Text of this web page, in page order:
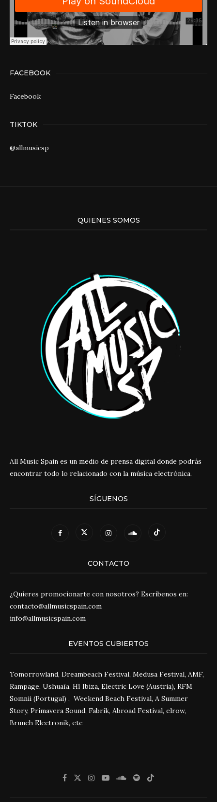
FACEBOOK
Facebook
TIKTOK
@allmusicsp
QUIENES SOMOS
All Music Spain es un medio de prensa digital donde podrás
encontrar todo lo relacionado con la música electrónica.
SÍGUENOS
CONTACTO
¿Quieres promocionarte con nosotros? Escríbenos en:
contacto@allmusicspain.com
info@allmusicspain.com
EVENTOS CUBIERTOS
Tomorrowland, Dreambeach Festival, Medusa Festival, AMF,
Rampage, Ushuaïa, Hï Ibiza, Electric Love (Austria), RFM
Somnii (Portugal) , Weekend Beach Festival, A Summer
Story, Primavera Sound, Fabrik, Abroad Festival, elrow,
Brunch Electronik, etc